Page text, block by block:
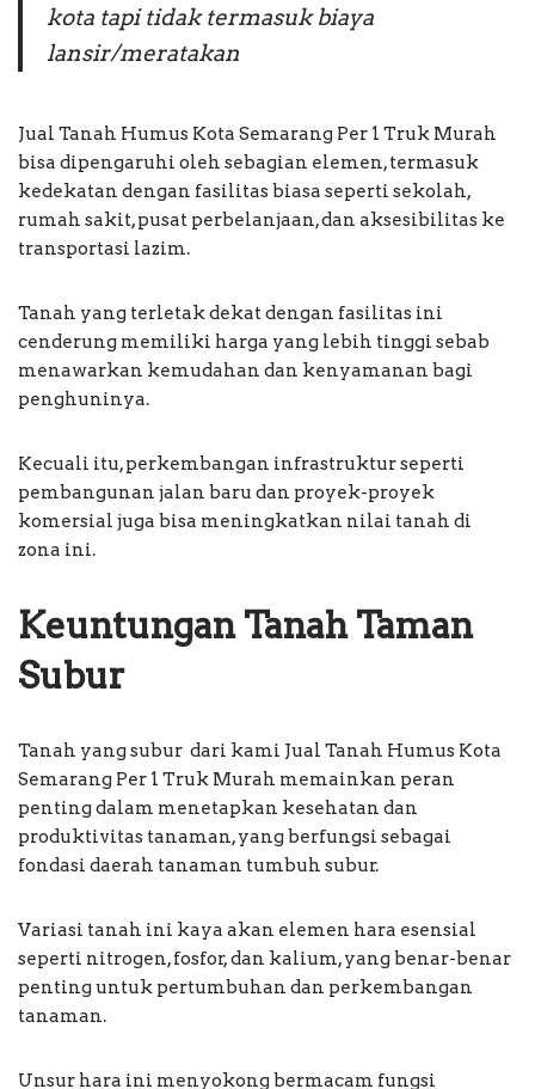
kota tapi tidak termasuk biaya
lansir/meratakan
Jual Tanah Humus Kota Semarang Per 1 Truk Murah
bisa dipengaruhi oleh sebagian elemen, termasuk
kedekatan dengan fasilitas biasa seperti sekolah,
rumah sakit, pusat perbelanjaan, dan aksesibilitas ke
transportasi lazim.
Tanah yang terletak dekat dengan fasilitas ini
cenderung memiliki harga yang lebih tinggi sebab
menawarkan kemudahan dan kenyamanan bagi
penghuninya.
Kecuali itu, perkembangan infrastruktur seperti
pembangunan jalan baru dan proyek-proyek
komersial juga bisa meningkatkan nilai tanah di
zona ini.
Keuntungan Tanah Taman
Subur
Tanah yang subur dari kami Jual Tanah Humus Kota
Semarang Per 1 Truk Murah memainkan peran
penting dalam menetapkan kesehatan dan
produktivitas tanaman, yang berfungsi sebagai
fondasi daerah tanaman tumbuh subur.
Variasi tanah ini kaya akan elemen hara esensial
seperti nitrogen, fosfor, dan kalium, yang benar-benar
penting untuk pertumbuhan dan perkembangan
tanaman.
Unsur hara ini menyokong bermacam fungsi